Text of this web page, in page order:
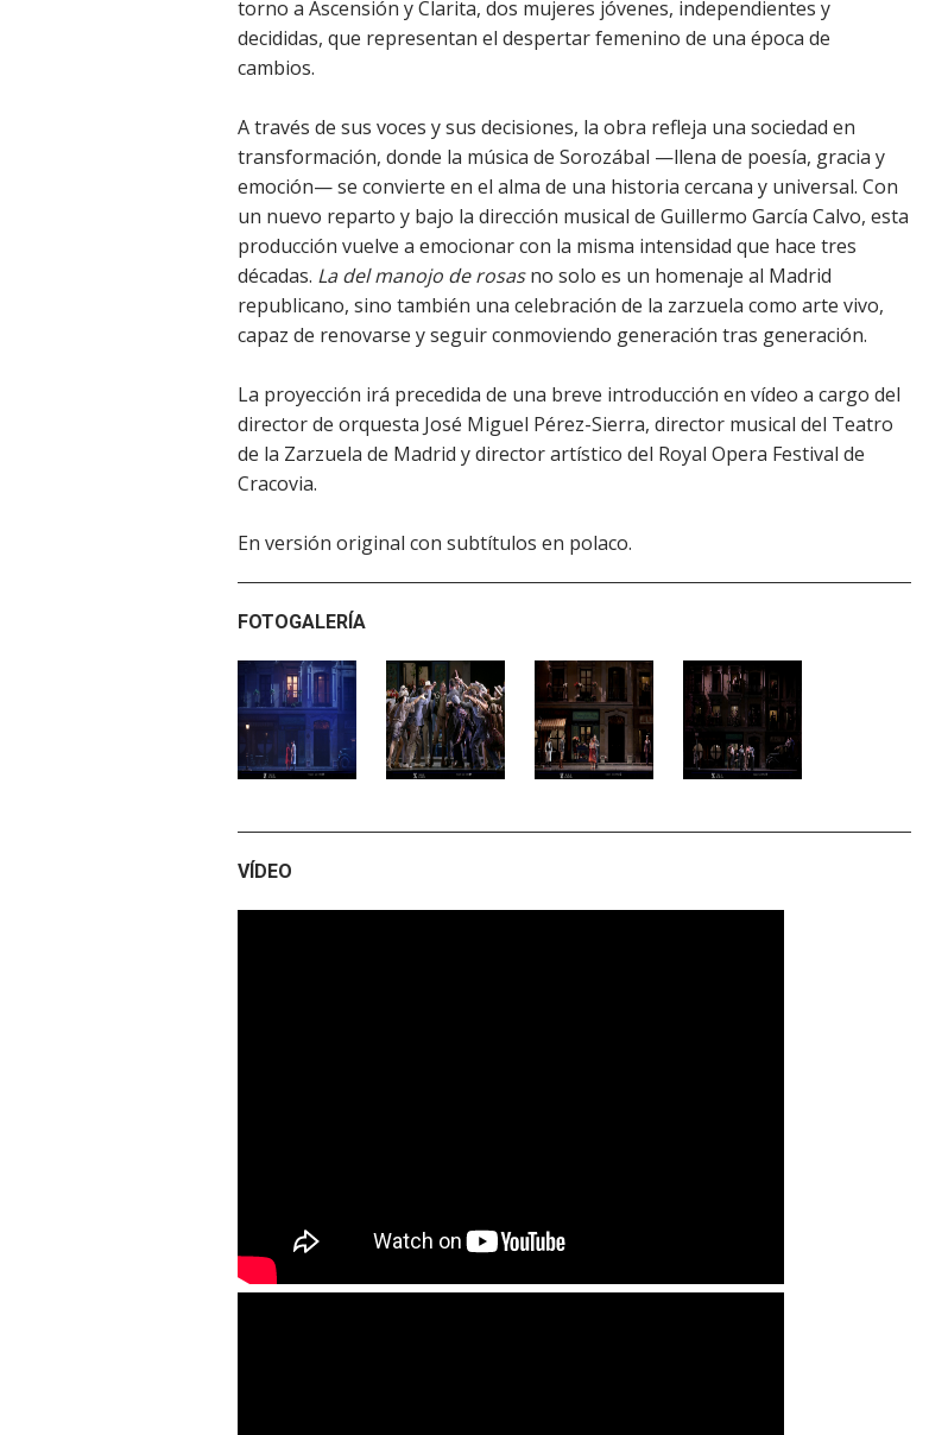
torno a Ascensión y Clarita, dos mujeres jóvenes, independientes y
decididas, que representan el despertar femenino de una época de
cambios.
A través de sus voces y sus decisiones, la obra refleja una sociedad en
transformación, donde la música de Sorozábal —llena de poesía, gracia y
emoción— se convierte en el alma de una historia cercana y universal. Con
un nuevo reparto y bajo la dirección musical de Guillermo García Calvo, esta
producción vuelve a emocionar con la misma intensidad que hace tres
décadas. La del manojo de rosasno solo es un homenaje al Madrid
republicano, sino también una celebración de la zarzuela como arte vivo,
capaz de renovarse y seguir conmoviendo generación tras generación.
La proyección irá precedida de una breve introducción en vídeo a cargo del
director de orquesta José Miguel Pérez-Sierra, director musical del Teatro
de la Zarzuela de Madrid y director artístico del Royal Opera Festival de
Cracovia.
En versión original con subtítulos en polaco.
FOTOGALERÍA
VÍDEO